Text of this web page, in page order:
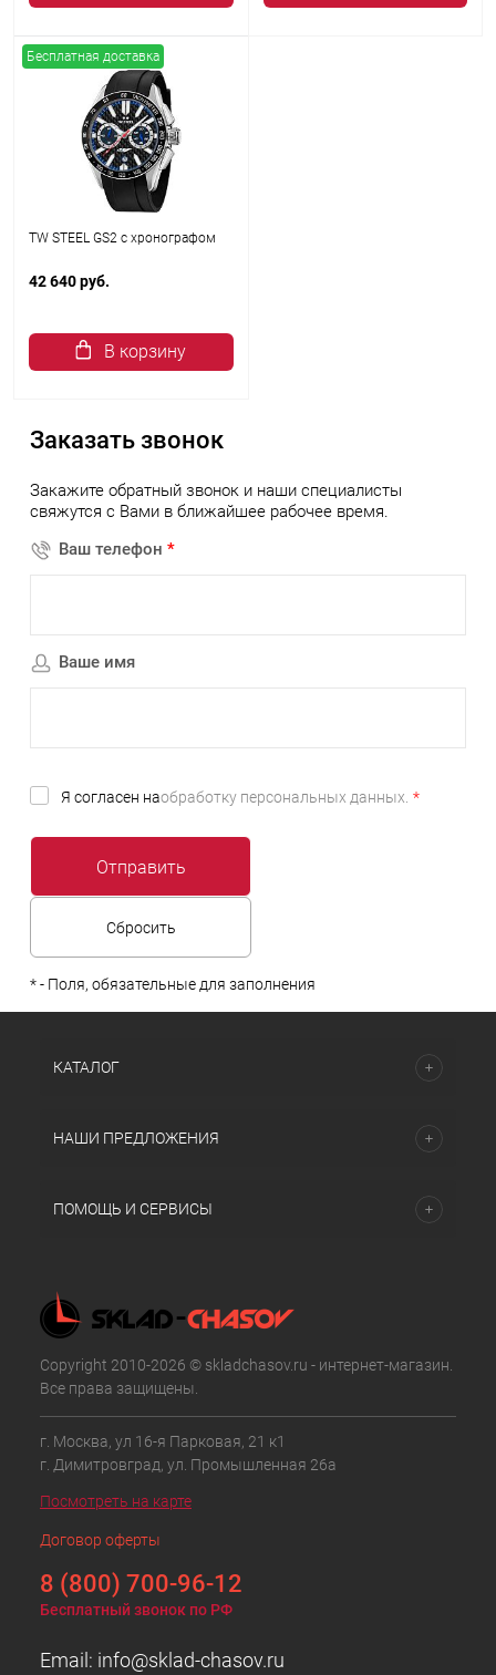
Бесплатная доставка
TW STEEL GS2 с хронографом
42 640 руб.
В корзину
Заказать звонок
Закажите обратный звонок и наши специалисты
свяжутся с Вами в ближайшее рабочее время.
Ваш телефон *
Ваше имя
Я согласен наобработку персональных данных. *
*- Поля, обязательные для заполнения
КАТАЛОГ
НАШИ ПРЕДЛОЖЕНИЯ
ПОМОЩЬ И СЕРВИСЫ
Copyright 2010-2026 © skladchasov.ru - интернет-магазин.
Все права защищены.
г. Москва, ул 16-я Парковая, 21 к1
г. Димитровград, ул. Промышленная 26а
Посмотреть на карте
Договор оферты
8 (800) 700-96-12
Бесплатный звонок по РФ
Email: info@sklad-chasov.ru